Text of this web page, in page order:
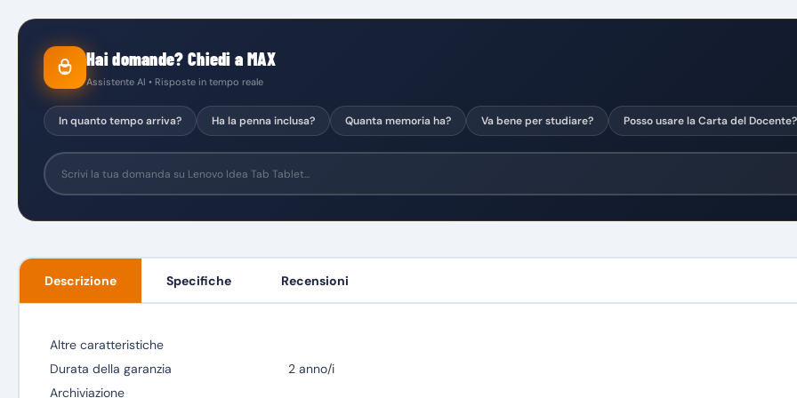
Hai domande? Chiedi a MAX
Assistente AI • Risposte in tempo reale
In quanto tempo arriva? Ha la penna inclusa? Quanta memoria ha? Va bene per studiare? Posso usare la Carta del Docente?
Descrizione Specifiche Recensioni
Altre caratteristiche
Durata della garanzia
2 anno/i
Archiviazione